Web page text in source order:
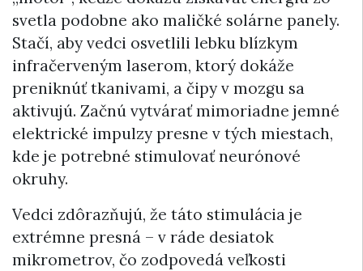
svetla podobne ako maličké solárne panely.
Stačí, aby vedci osvetlili lebku blízkym
infračerveným laserom, ktorý dokáže
preniknúť tkanivami, a čipy v mozgu sa
aktivujú. Začnú vytvárať mimoriadne jemné
elektrické impulzy presne v tých miestach,
kde je potrebné stimulovať neurónové
okruhy.
Vedci zdôrazňujú, že táto stimulácia je
extrémne presná – v ráde desiatok
mikrometrov, čo zodpovedá veľkosti